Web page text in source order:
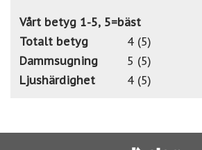
Vårt betyg 1-5, 5=bäst
Totalt betyg
4 (5)
Dammsugning
5 (5)
Ljushärdighet
4 (5)